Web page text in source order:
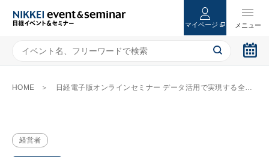
マイページ
HOME 日経電子版オンラインセミナー データ活用で実現する全員経営 〜ビジネス部門が牽引する企業のDX戦略〜
経営者